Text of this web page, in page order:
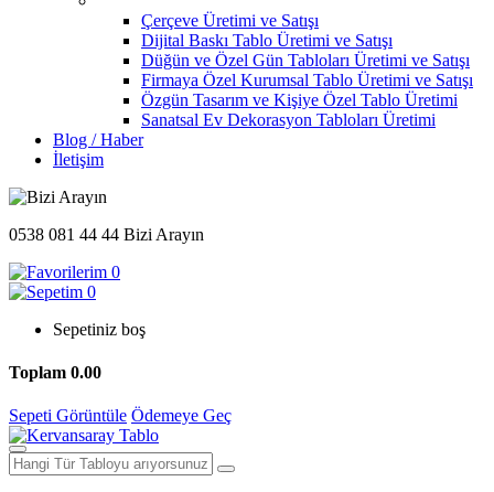
Çerçeve Üretimi ve Satışı
Dijital Baskı Tablo Üretimi ve Satışı
Düğün ve Özel Gün Tabloları Üretimi ve Satışı
Firmaya Özel Kurumsal Tablo Üretimi ve Satışı
Özgün Tasarım ve Kişiye Özel Tablo Üretimi
Sanatsal Ev Dekorasyon Tabloları Üretimi
Blog / Haber
İletişim
0538 081 44 44 Bizi Arayın
0
0
Sepetiniz boş
Toplam 0.00
Sepeti Görüntüle Ödemeye Geç